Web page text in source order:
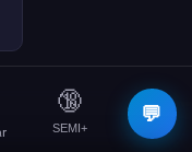
💬
🔞
SEMI+
☰